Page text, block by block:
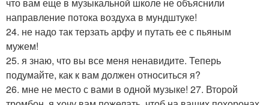
что вам еще в музыкальной школе не объяснили
направление потока воздуха в мундштуке!
24. не надо так терзать арфу и путать ее с пьяным
мужем!
25. я знаю, что вы все меня ненавидите. Теперь
подумайте, как к вам должен относиться я?
26. мне не место с вами в одной музыке! 27. Второй